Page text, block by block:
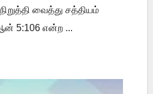
வைத்து சத்தியம்
5:106 என்ற ...